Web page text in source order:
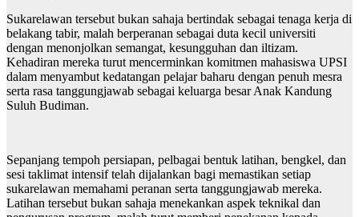
Sukarelawan tersebut bukan sahaja bertindak sebagai tenaga kerja di
belakang tabir, malah berperanan sebagai duta kecil universiti
dengan menonjolkan semangat, kesungguhan dan iltizam.
Kehadiran mereka turut mencerminkan komitmen mahasiswa UPSI
dalam menyambut kedatangan pelajar baharu dengan penuh mesra
serta rasa tanggungjawab sebagai keluarga besar Anak Kandung
Suluh Budiman.
Sepanjang tempoh persiapan, pelbagai bentuk latihan, bengkel, dan
sesi taklimat intensif telah dijalankan bagi memastikan setiap
sukarelawan memahami peranan serta tanggungjawab mereka.
Latihan tersebut bukan sahaja menekankan aspek teknikal dan